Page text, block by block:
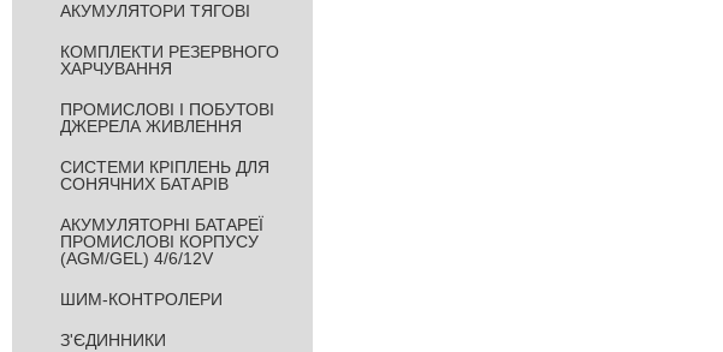
АКУМУЛЯТОРИ ТЯГОВІ
КОМПЛЕКТИ РЕЗЕРВНОГО
ХАРЧУВАННЯ
ПРОМИСЛОВІ І ПОБУТОВІ
ДЖЕРЕЛА ЖИВЛЕННЯ
СИСТЕМИ КРІПЛЕНЬ ДЛЯ
СОНЯЧНИХ БАТАРІВ
АКУМУЛЯТОРНІ БАТАРЕЇ
ПРОМИСЛОВІ КОРПУСУ
(AGM/GEL) 4/6/12V
ШИМ-КОНТРОЛЕРИ
З'ЄДИННИКИ